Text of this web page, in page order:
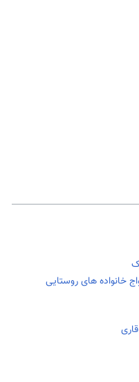
خانواده های روستایی